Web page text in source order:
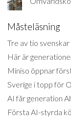
Måsteläsning
Tre av tio
Här är
Miniso öppnar
Sverige i topp för
AI får generation
Första AI-styrda